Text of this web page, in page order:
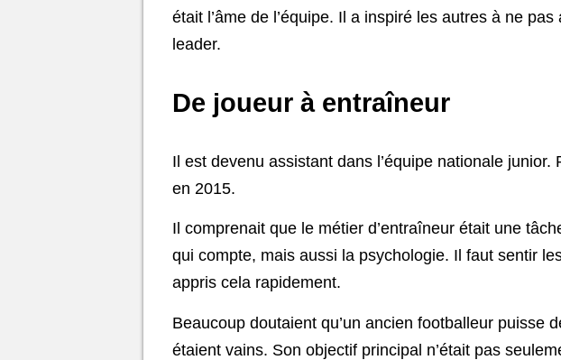
était l’âme de l’équipe. Il a inspiré les autres à ne
leader.
De joueur à entraîneur
Il est devenu assistant dans l’équipe nationale
en 2015.
Il comprenait que le métier d’entraîneur était une
qui compte, mais aussi la psychologie. Il faut sentir
appris cela rapidement.
Beaucoup doutaient qu’un ancien footballeur puisse
étaient vains. Son objectif principal n’était pas